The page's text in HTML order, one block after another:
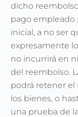
dicho
pago empleado
inicial, a no ser
expresamente
no incurrirá en
del reembolso.
podrá retener
los bienes, o
una prueba de